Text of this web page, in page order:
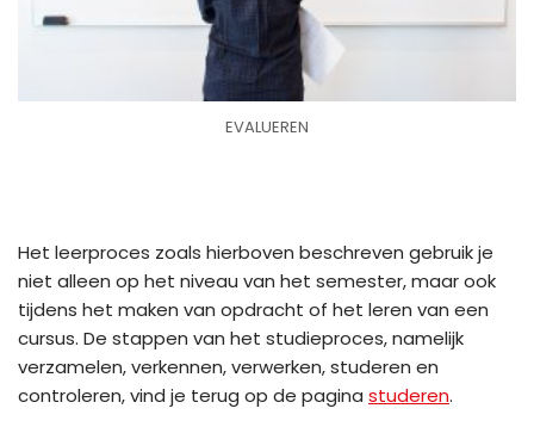
EVALUEREN
Het leerproces zoals hierboven beschreven gebruik je
niet alleen op het niveau van het semester, maar ook
tijdens het maken van opdracht of het leren van een
cursus. De stappen van het studieproces, namelijk
verzamelen, verkennen, verwerken, studeren en
controleren, vind je terug op de pagina studeren.